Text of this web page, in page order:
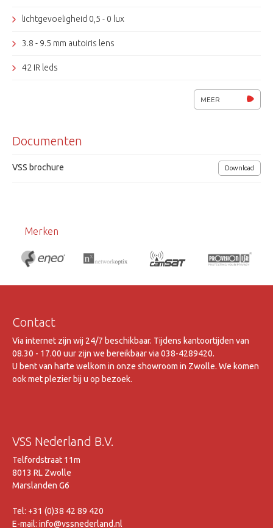
lichtgevoeligheid 0,5 - 0 lux
3.8 - 9.5 mm autoiris lens
42 IR leds
voedingsspanning 12Vdc/ 24Vac
afmetingen (l x Ø ) 129 x 77,5mm
MEER
Documenten
VSS brochure Download
Merken
Contact
Via internet zijn wij 24/7 beschikbaar. Tijdens kantoortijden van
08.30 - 17.00 uur zijn we bereikbaar via 038-4289420.
U bent van harte welkom in onze showroom in Zwolle. We komen
ook met plezier bij u op bezoek.
VSS Nederland B.V.
Telfordstraat 11m
8013 RL Zwolle
Marslanden G6
Tel: +31 (0)38 42 89 420
E-mail: info@vssnederland.nl